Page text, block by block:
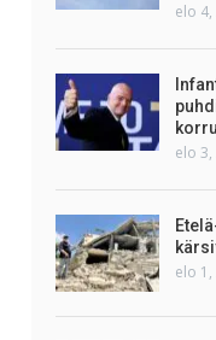
elo
elo
elo